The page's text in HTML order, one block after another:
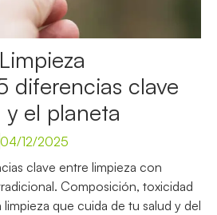
diferencias clave
y el planeta
04/12/2025
clave entre limpieza con
Composición, toxicidad
que cuida de tu salud y del